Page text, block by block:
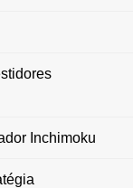
Inchimoku